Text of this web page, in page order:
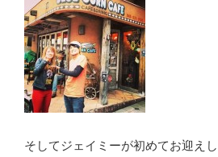
そしてジェイミーが初めてお迎え